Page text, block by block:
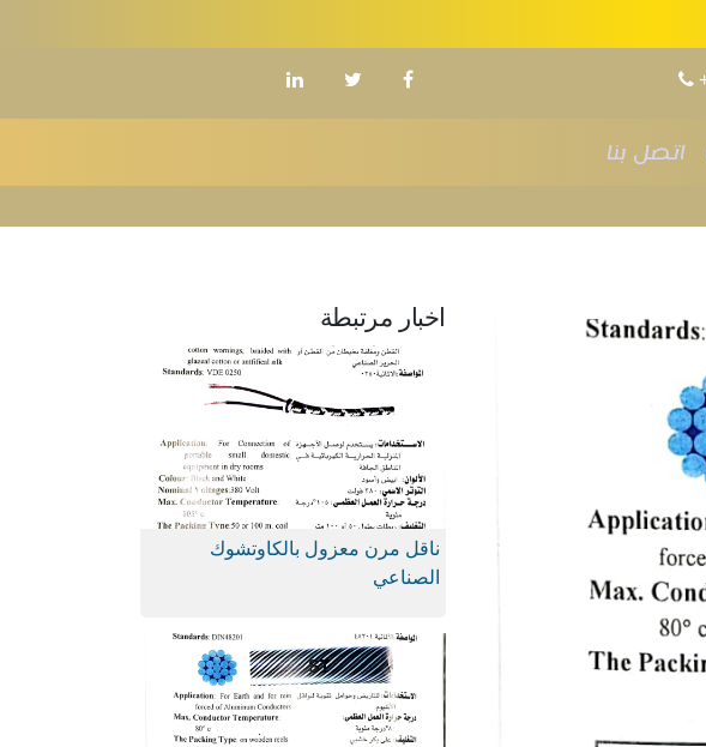
اتصل بنا
اخبار مرتبطة
ناقل مرن معزول بالكاوتشوك
الصناعي